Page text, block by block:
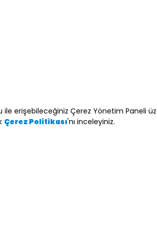
E-posta adresimin e-
kabul ediyorum *
erişebileceğiniz Çerez Yönetim Paneli
Çerez Politikası'nı inceleyiniz.